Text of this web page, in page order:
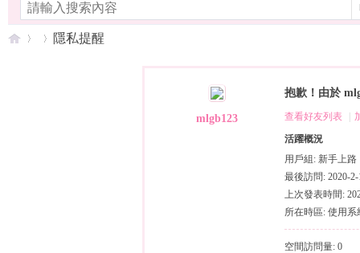
明碼標價特惠專區
隱私提醒
mlgb123
抱歉！由於
查看好友列表
活躍概況
用戶組: 新手上路
最後訪問: 2020-2-
上次發表時間:
所在時區: 使用系
空間訪問量: 0